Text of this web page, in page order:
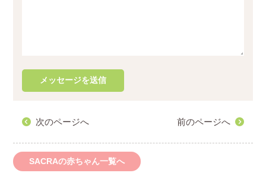
次のページへ 前のページへ
SACRAの赤ちゃん一覧へ